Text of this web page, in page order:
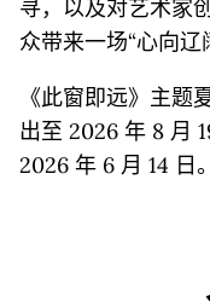
寻，以及对艺术家
众带来一场“心向辽
《此窗即远》主题
出至 2026 年 8 月
2026 年 6 月 14 日。